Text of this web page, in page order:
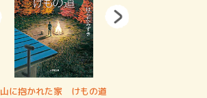
山に抱かれた家 けもの道